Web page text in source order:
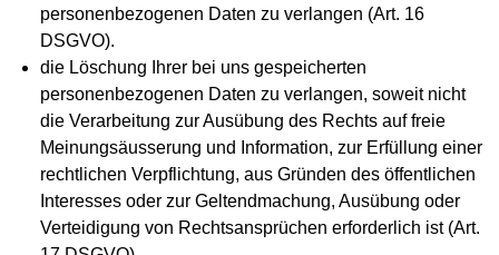
personenbezogenen Daten zu verlangen (Art. 16
DSGVO).
die Löschung Ihrer bei uns gespeicherten
personenbezogenen Daten zu verlangen, soweit nicht
die Verarbeitung zur Ausübung des Rechts auf freie
Meinungsäusserung und Information, zur Erfüllung einer
rechtlichen Verpflichtung, aus Gründen des öffentlichen
Interesses oder zur Geltendmachung, Ausübung oder
Verteidigung von Rechtsansprüchen erforderlich ist (Art.